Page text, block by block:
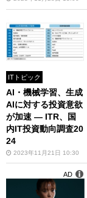
月30日参加費無料）
ITトピック
AI・機械学習、生成
AIに対する投資意欲
が加速 ― ITR、国
内IT投資動向調査20
24
2023年11月21日 10:30
AD